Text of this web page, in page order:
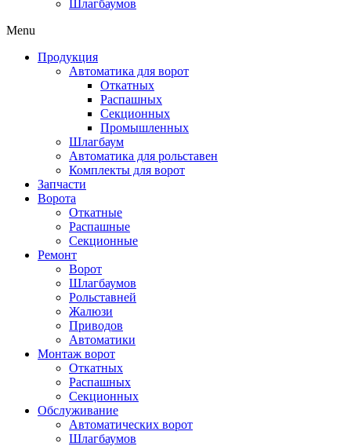
Шлагбаумов
Menu
Продукция
Автоматика для ворот
Откатных
Распашных
Секционных
Промышленных
Шлагбаум
Автоматика для рольставен
Комплекты для ворот
Запчасти
Ворота
Откатные
Распашные
Секционные
Ремонт
Ворот
Шлагбаумов
Рольставней
Жалюзи
Приводов
Автоматики
Монтаж ворот
Откатных
Распашных
Секционных
Обслуживание
Автоматических ворот
Шлагбаумов